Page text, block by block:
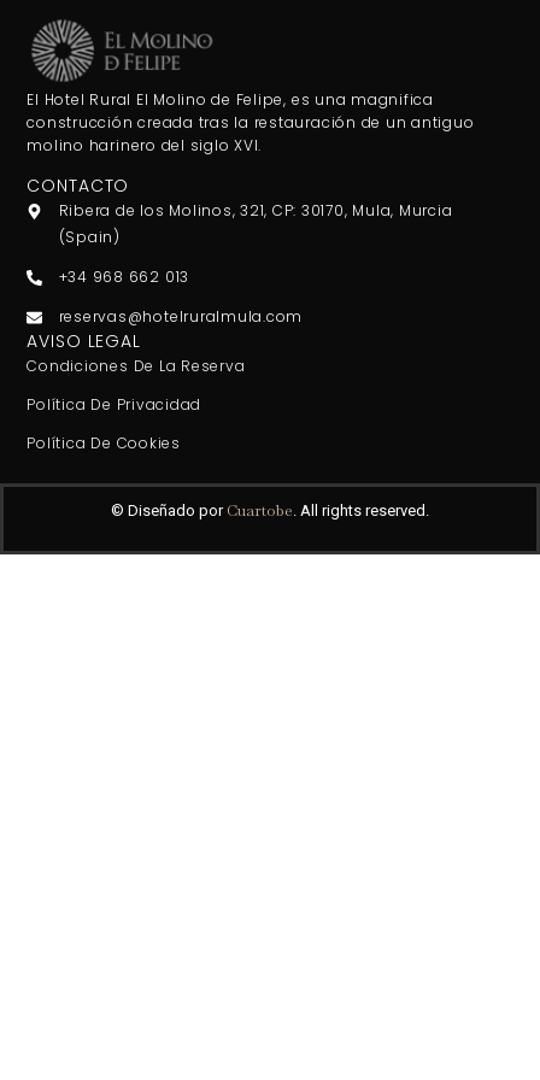
El Hotel Rural El Molino de Felipe, es una magnifica
construcción creada tras la restauración de un antiguo
molino harinero del siglo XVI.
CONTACTO
Ribera de los Molinos, 321, CP: 30170, Mula, Murcia
(Spain)
+34 968 662 013
reservas@hotelruralmula.com
AVISO LEGAL
Condiciones De La Reserva
Política De Privacidad
Política De Cookies
© Diseñado por Cuartobe. All rights reserved.